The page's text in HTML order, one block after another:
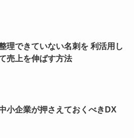
理できていない名刺を 利活用し
売上を伸ばす方法
小企業が押さえておくべきDX